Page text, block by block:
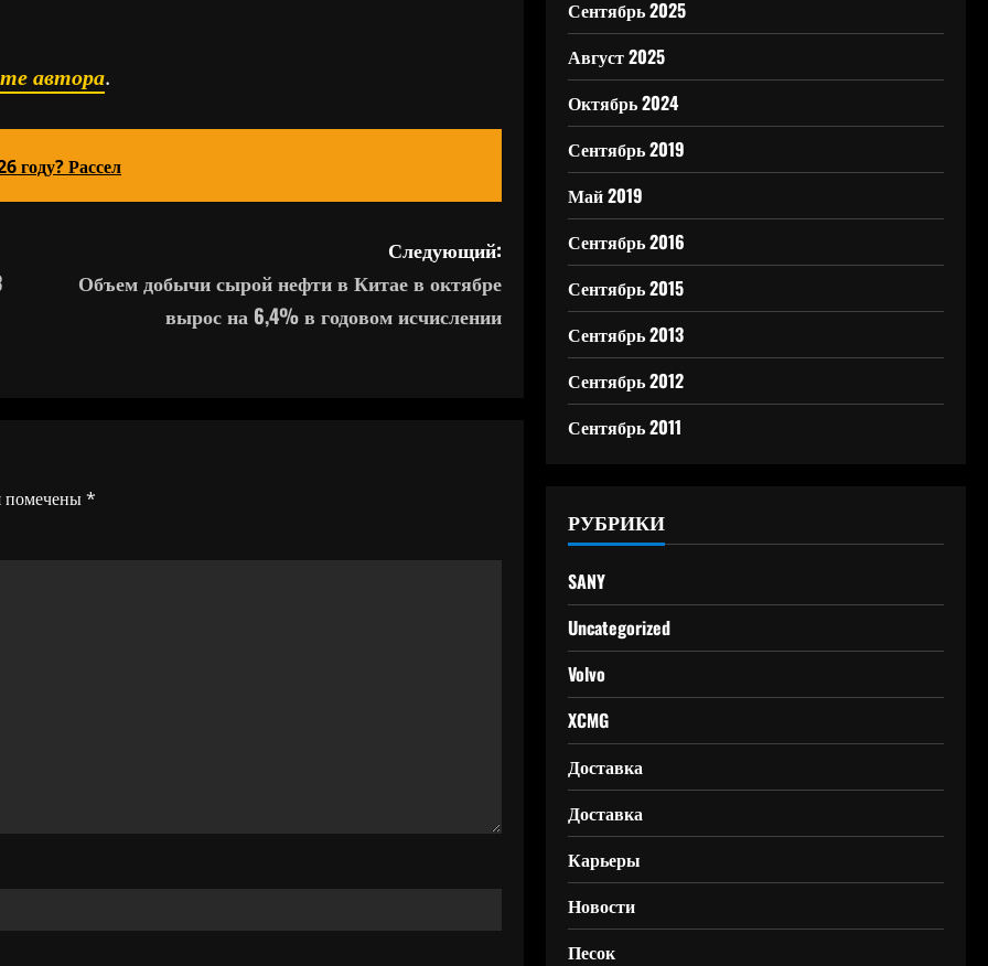
автора.
году? Рассел
Следующий:
Объем добычи сырой нефти в Китае в октябре
вырос на 6,4% в годовом исчислении
помечены*
Сентябрь 2025
Август 2025
Октябрь 2024
Сентябрь 2019
Май 2019
Сентябрь 2016
Сентябрь 2015
Сентябрь 2013
Сентябрь 2012
Сентябрь 2011
РУБРИКИ
SANY
Uncategorized
Volvo
XCMG
Доставка
Доставка
Карьеры
Новости
Песок